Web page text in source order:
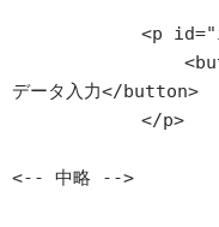
データ入力</button>
<-- 中略 -->